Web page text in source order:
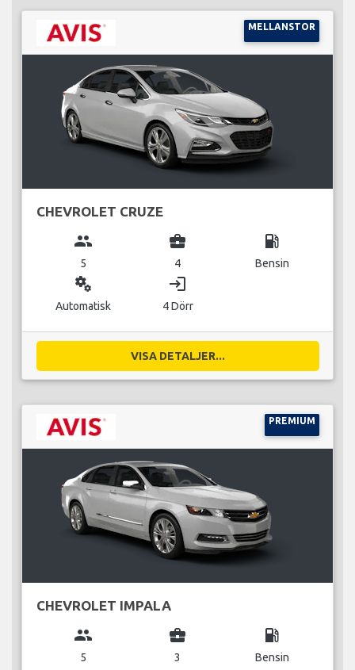
MELLANSTOR
CHEVROLET CRUZE
group
5
business_center
4
local_gas_station
Bensin
miscellaneous_services
Automatisk
login
4 Dörr
VISA DETALJER...
PREMIUM
CHEVROLET IMPALA
group
5
business_center
3
local_gas_station
Bensin